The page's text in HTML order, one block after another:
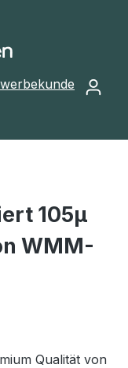
Der
105µ
WMM-